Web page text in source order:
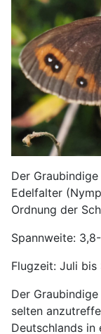
Der
Edelfalter
Ordnung der
Spannweite:
Flugzeit: Juli bis
Der
selten
Deutschlands in